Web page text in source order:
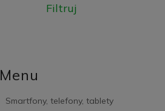
Filtruj
Menu
Smartfony, telefony, tablety